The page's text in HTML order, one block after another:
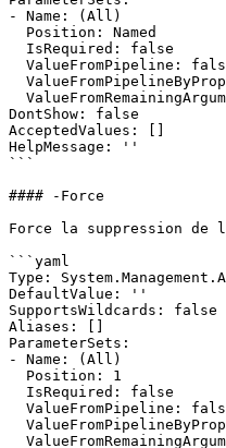
- Name: (All)
DontShow: false
AcceptedValues: []
HelpMessage: ''
```
#### -Force
Force la suppression
```yaml
Type:
DefaultValue: ''
SupportsWildcards: false
Aliases: []
ParameterSets:
- Name: (All)